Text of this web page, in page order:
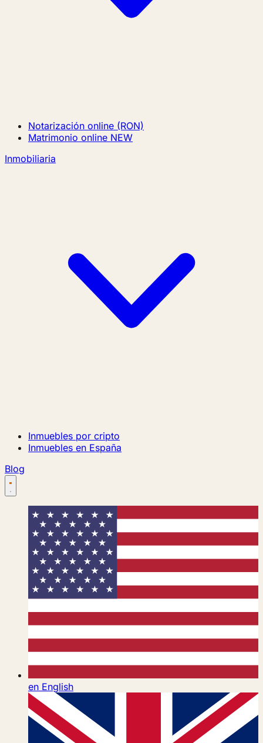
Notarización online (RON)
Matrimonio online NEW
Inmobiliaria
Inmuebles por cripto
Inmuebles en España
Blog
en English